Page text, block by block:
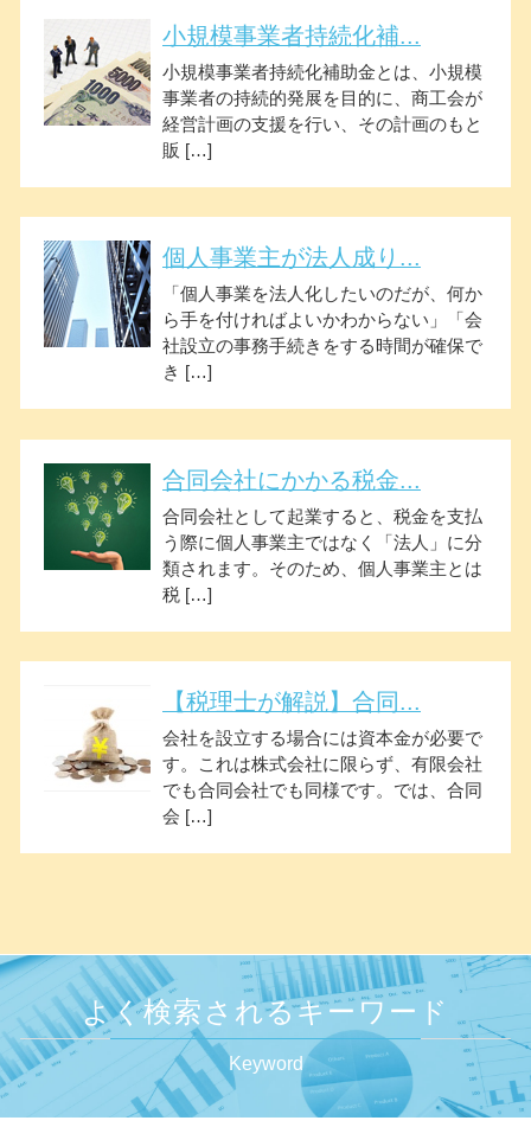
小規模事業者持続化補...
小規模事業者持続化補助金とは、小規模
事業者の持続的発展を目的に、商工会が
経営計画の支援を行い、その計画のもと
販 […]
個人事業主が法人成り...
「個人事業を法人化したいのだが、何か
ら手を付ければよいかわからない」「会
社設立の事務手続きをする時間が確保で
き […]
合同会社にかかる税金...
合同会社として起業すると、税金を支払
う際に個人事業主ではなく「法人」に分
類されます。そのため、個人事業主とは
税 […]
【税理士が解説】合同...
会社を設立する場合には資本金が必要で
す。これは株式会社に限らず、有限会社
でも合同会社でも同様です。では、合同
会 […]
よく検索されるキーワード
Keyword